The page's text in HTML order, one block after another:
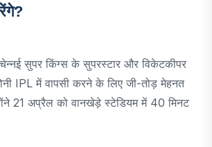
सुपर किंग्स के सुपरस्टार और विकेटकीपर
IPL में वापसी करने के लिए जी-तोड़ मेहनत
21 अप्रैल को वानखेड़े स्टेडियम में 40 मिनट